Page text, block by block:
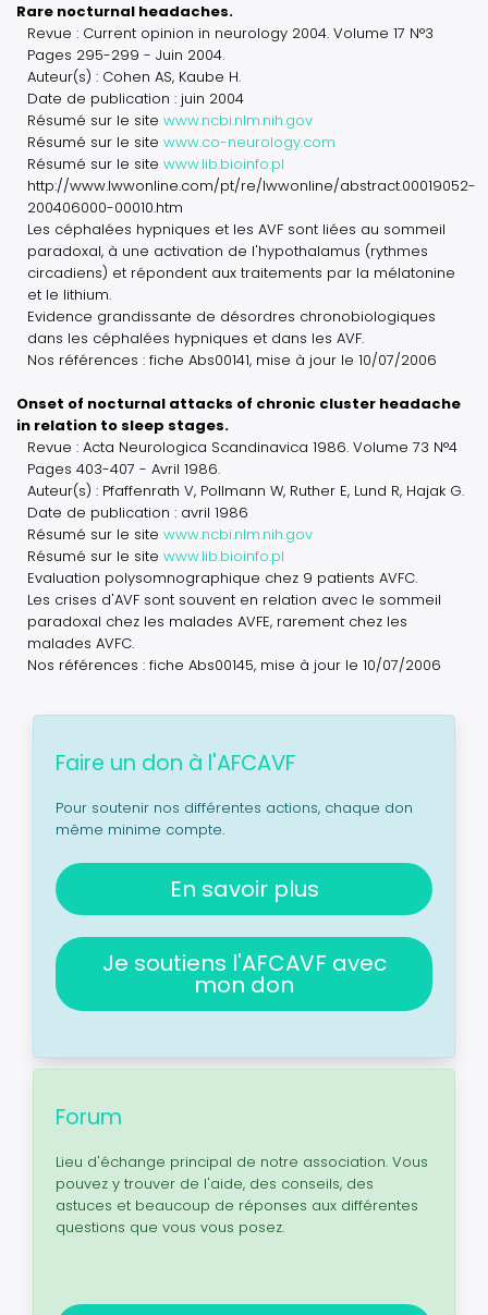
Rare nocturnal headaches.
Revue : Current opinion in neurology 2004. Volume 17 N°3
Pages 295-299 - Juin 2004.
Auteur(s) : Cohen AS, Kaube H.
Date de publication : juin 2004
Résumé sur le site www.ncbi.nlm.nih.gov
Résumé sur le site www.co-neurology.com
Résumé sur le site www.lib.bioinfo.pl
http://www.lwwonline.com/pt/re/lwwonline/abstract.00019052-
200406000-00010.htm
Les céphalées hypniques et les AVF sont liées au sommeil
paradoxal, à une activation de l'hypothalamus (rythmes
circadiens) et répondent aux traitements par la mélatonine
et le lithium.
Evidence grandissante de désordres chronobiologiques
dans les céphalées hypniques et dans les AVF.
Nos références : fiche Abs00141, mise à jour le 10/07/2006
Onset of nocturnal attacks of chronic cluster headache
in relation to sleep stages.
Revue : Acta Neurologica Scandinavica 1986. Volume 73 N°4
Pages 403-407 - Avril 1986.
Auteur(s) : Pfaffenrath V, Pollmann W, Ruther E, Lund R, Hajak G.
Date de publication : avril 1986
Résumé sur le site www.ncbi.nlm.nih.gov
Résumé sur le site www.lib.bioinfo.pl
Evaluation polysomnographique chez 9 patients AVFC.
Les crises d'AVF sont souvent en relation avec le sommeil
paradoxal chez les malades AVFE, rarement chez les
malades AVFC.
Nos références : fiche Abs00145, mise à jour le 10/07/2006
Faire un don à l'AFCAVF
Pour soutenir nos différentes actions, chaque don
même minime compte.
En savoir plus
Je soutiens l'AFCAVF avec
mon don
Forum
Lieu d'échange principal de notre association. Vous
pouvez y trouver de l'aide, des conseils, des
astuces et beaucoup de réponses aux différentes
questions que vous vous posez.